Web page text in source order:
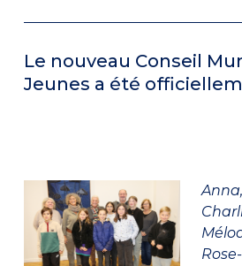
Le nouveau Conseil
Jeunes a été